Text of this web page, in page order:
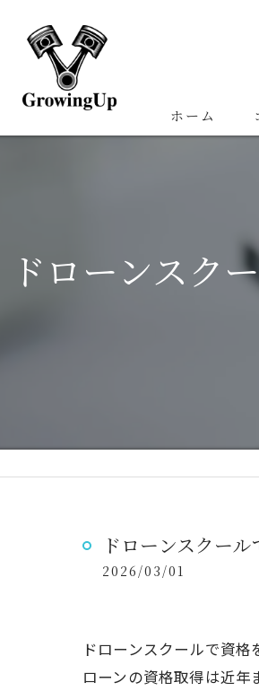
ホーム
ドローンスク
ドローンスクー
2026/03/01
ドローンスクールで資
ローンの資格取得は近